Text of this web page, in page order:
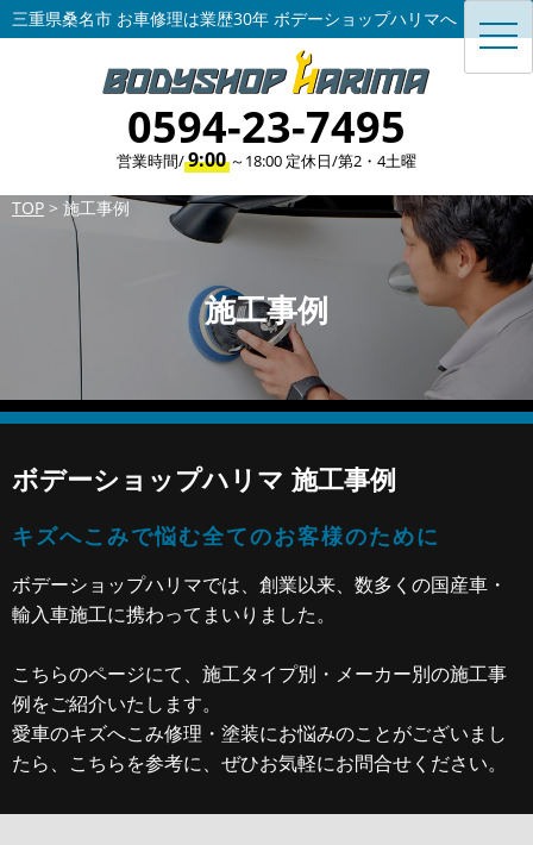
三重県桑名市 お車修理は業歴30年 ボデーショップハリマへ
0594-23-7495
営業時間/9:00～18:00 定休日/第2・4土曜
TOP > 施工事例
施工事例
ボデーショップハリマ 施工事例
キズへこみで悩む全てのお客様のために
ボデーショップハリマでは、創業以来、数多くの国産車・
輸入車施工に携わってまいりました。
こちらのページにて、施工タイプ別・メーカー別の施工事
例をご紹介いたします。
愛車のキズへこみ修理・塗装にお悩みのことがございまし
たら、こちらを参考に、ぜひお気軽にお問合せください。